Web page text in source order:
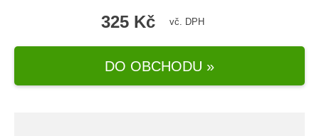
325 Kč vč. DPH
DO OBCHODU »